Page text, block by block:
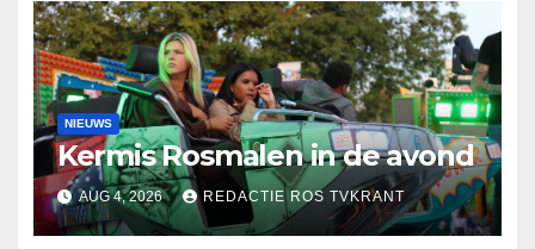
NIEUWS
Kermis Rosmalen in de avond
AUG 4, 2026 REDACTIE ROS TVKRANT